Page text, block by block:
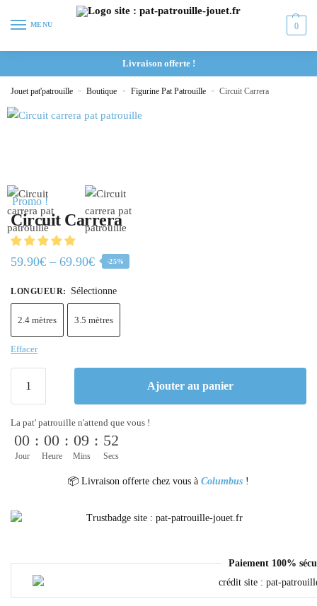
MENU 0
Livraison offerte !
Jouet pat'patrouille » Boutique » Figurine Pat Patrouille » Circuit Carrera
Promo !
Circuit Carrera
59.90€ – 69.90€ -25%
LONGUEUR: Sélectionne
2.4 mètres 3.5 mètres
Effacer
Ajouter au panier
La pat' patrouille n'attend que vous !
00
Jour
: 00
Heure
: 09
Mins
: 52
Secs
📦 Livraison offerte chez vous à Columbus !
Paiement 100%